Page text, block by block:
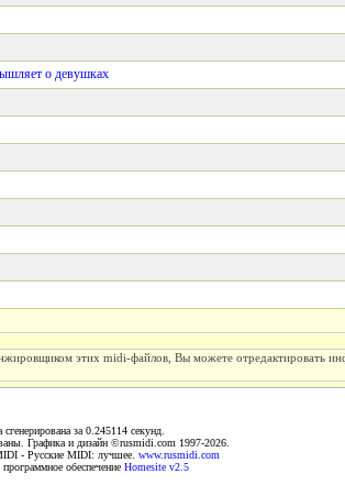
о девушках
этих midi-файлов, Вы можете отредактировать
сгенерирована за 0.245114 секунд.
Графика и дизайн ©rusmidi.com 1997-2026.
- Русские MIDI: лучшее. www.rusmidi.com
обеспечение Homesite v2.5